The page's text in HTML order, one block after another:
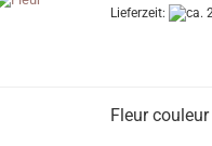
Lieferzeit:
Fleur